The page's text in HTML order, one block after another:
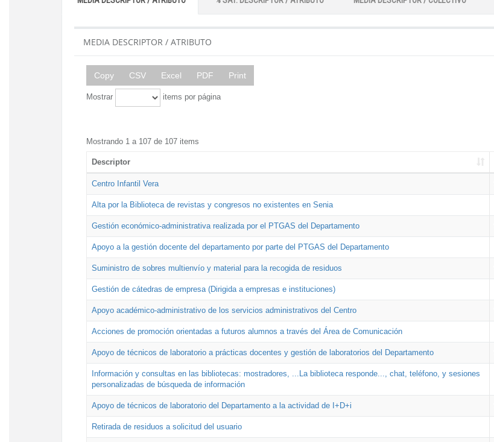
MEDIA DESCRIPTOR / ATRIBUTO
Copy CSV Excel PDF Print
Mostrar items por página
Mostrando 1 a 107 de 107 items
Descriptor
Centro Infantil Vera
Alta por la Biblioteca de revistas y congresos no existentes en Senia
Gestión económico-administrativa realizada por el PTGAS del Departamento
Apoyo a la gestión docente del departamento por parte del PTGAS del Departamento
Suministro de sobres multienvío y material para la recogida de residuos
Gestión de cátedras de empresa (Dirigida a empresas e instituciones)
Apoyo académico-administrativo de los servicios administrativos del Centro
Acciones de promoción orientadas a futuros alumnos a través del Área de Comunicación
Apoyo de técnicos de laboratorio a prácticas docentes y gestión de laboratorios del Departamento
Información y consultas en las bibliotecas: mostradores, ...La biblioteca responde..., chat, teléfono, y sesiones
personalizadas de búsqueda de información
Apoyo de técnicos de laboratorio del Departamento a la actividad de I+D+i
Retirada de residuos a solicitud del usuario